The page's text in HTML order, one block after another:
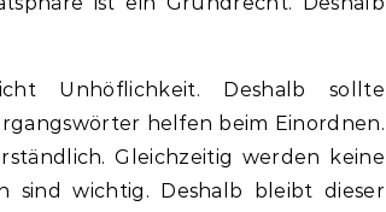
Unhöflichkeit. Deshalb sollte
helfen beim Einordnen.
Gleichzeitig werden keine
sind wichtig. Deshalb bleibt dieser